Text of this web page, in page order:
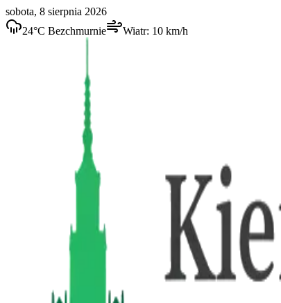
sobota, 8 sierpnia 2026
24°C Bezchmurnie Wiatr: 10 km/h